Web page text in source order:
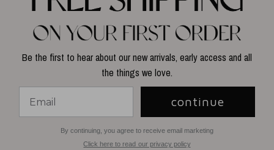
Be the first to hear about our new arrivals, early access and all
the things we love.
continue
By continuing, you agree to receive email marketing
Click here to read our privacy policy